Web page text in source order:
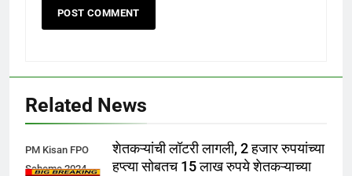
Related News
PM Kisan FPO
Scheme 2024
शेतकऱ्यांची लॉटरी लागली, 2 हजार रुपयांच्या
हप्त्या सोबतच 15 लाख रुपये शेतकऱ्याच्या